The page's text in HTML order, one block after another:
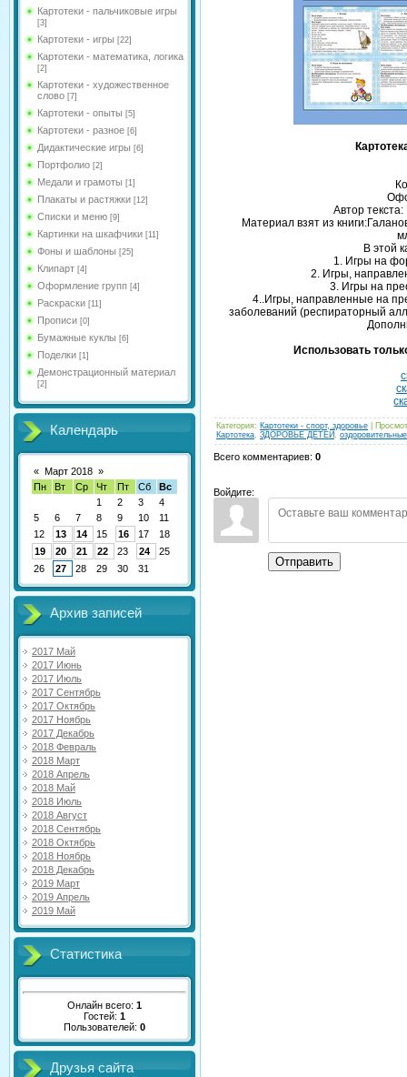
Картотеки - пальчиковые игры
[3]
Картотеки - игры [22]
Картотеки - математика, логика
[2]
Картотеки - художественное
слово [7]
Картотеки - опыты [5]
Картотеки - разное [6]
Дидактические игры [6]
Портфолио [2]
Медали и грамоты [1]
Плакаты и растяжки [12]
Списки и меню [9]
Картинки на шкафчики [11]
Фоны и шаблоны [25]
Клипарт [4]
Оформление групп [4]
Раскраски [11]
Прописи [0]
Бумажные куклы [6]
Поделки [1]
Демонстрационный материал
[2]
Календарь
« Март 2018 »
Пн
Вт Ср Чт Пт Сб
Вс
1
2 3
4
5
6 7 8 9 10
11
12
13 14 15 16 17
18
19
20 21 22 23 24
25
26
27 28 29 30 31
Архив записей
2017 Май
2017 Июнь
2017 Июль
2017 Сентябрь
2017 Октябрь
2017 Ноябрь
2017 Декабрь
2018 Февраль
2018 Март
2018 Апрель
2018 Май
2018 Июль
2018 Август
2018 Сентябрь
2018 Октябрь
2018 Ноябрь
2018 Декабрь
2019 Март
2019 Апрель
2019 Май
Статистика
Онлайн всего: 1
Гостей: 1
Пользователей: 0
Друзья сайта
Автор
Материал взят из
В этой
1. Игры на
2. Игры,
3. Игры на
4..Игры, направленные на
заболеваний (респираторный
Использовать
Категория: Картотеки - спорт, здоровье
Картотека, ЗДОРОВЬЕ ДЕТЕЙ,
Всего комментариев: 0
Войдите:
Отправить